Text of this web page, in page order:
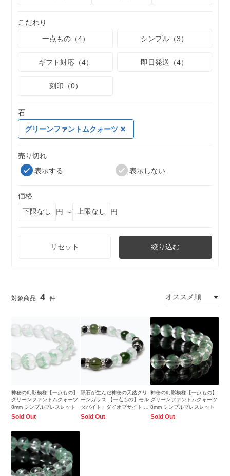
こだわり
一点もの（4）
シンプル（3）
ギフト対応（4） 即日発送（4）
刻印（0）
石
グリーンファントムクォーツ
売り切れ
表示する
表示しない
価格
円 ～
円
リセット 絞り込む
4
神秘の幻影模様【一点もの】
グリーンファントムクォーツ
8mm シンプルブレスレット
Sold Out
隕石が生んだ神秘の天然グリ
ーンガラス 【一点もの】モル
ダバイト・ダイオプサイト ブ
レスレット
Sold Out
神秘の幻影模様【一点もの】
グリーンファントムクォーツ
8mm シンプルブレスレット
Sold Out